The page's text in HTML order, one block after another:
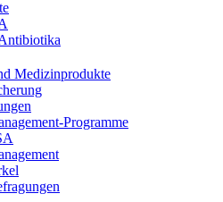
Medizinprodukte
Programme